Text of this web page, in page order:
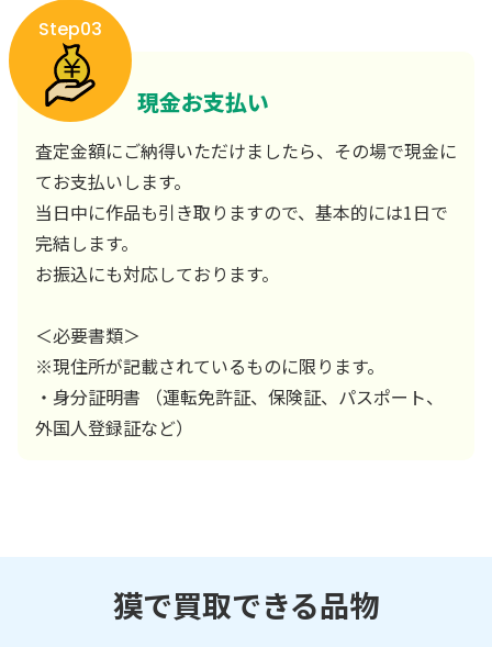
Step03
現金お支払い
査定金額にご納得いただけましたら、その場で現金に
てお支払いします。
当日中に作品も引き取りますので、基本的には1日で
完結します。
お振込にも対応しております。
＜必要書類＞
※現住所が記載されているものに限ります。
・身分証明書 （運転免許証、保険証、パスポート、
外国人登録証など）
獏で買取できる品物